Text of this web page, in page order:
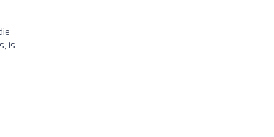
is